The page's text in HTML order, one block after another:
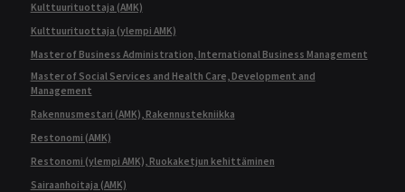
Kulttuurituottaja (AMK)
Kulttuurituottaja (ylempi AMK)
Master of Business Administration, International Business Management
Master of Social Services and Health Care, Development and
Management
Rakennusmestari (AMK), Rakennustekniikka
Restonomi (AMK)
Restonomi (ylempi AMK), Ruokaketjun kehittäminen
Sairaanhoitaja (AMK)